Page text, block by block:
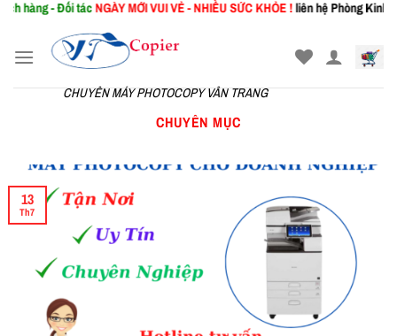
Skip
content
- Đối tácNGÀY MỚIVUI VẺ - NHIỀU SỨC KHỎE !liên hệ Phòng Kinh
CHUYÊN MÁY PHOTOCOPY VÂN TRANG
CHUYÊN MỤC
13
Th7